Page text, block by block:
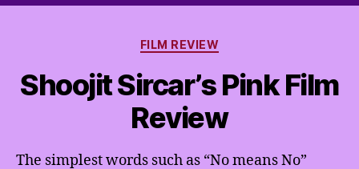
Categories
FILM REVIEW
Shoojit Sircar’s Pink Film
Review
The simplest words such as “No means No”